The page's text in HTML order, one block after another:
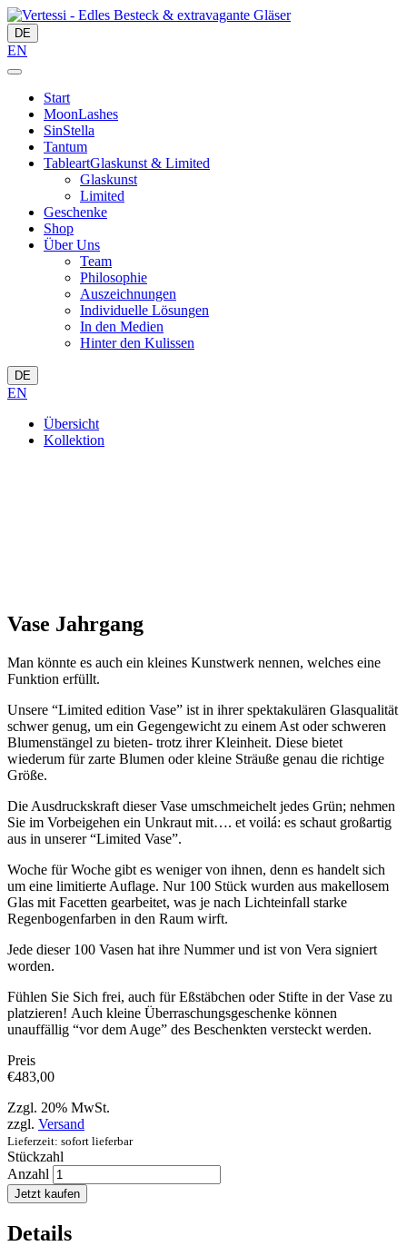
DE
EN
Start
MoonLashes
SinStella
Tantum
TableartGlaskunst & Limited
Glaskunst
Limited
Geschenke
Shop
Über Uns
Team
Philosophie
Auszeichnungen
Individuelle Lösungen
In den Medien
Hinter den Kulissen
DE
EN
Übersicht
Kollektion
Vase Jahrgang
Man könnte es auch ein kleines Kunstwerk nennen, welches eine
Funktion erfüllt.
Unsere “Limited edition Vase” ist in ihrer spektakulären Glasqualität
schwer genug, um ein Gegengewicht zu einem Ast oder schweren
Blumenstängel zu bieten- trotz ihrer Kleinheit. Diese bietet
wiederum für zarte Blumen oder kleine Sträuße genau die richtige
Größe.
Die Ausdruckskraft dieser Vase umschmeichelt jedes Grün; nehmen
Sie im Vorbeigehen ein Unkraut mit…. et voilá: es schaut großartig
aus in unserer “Limited Vase”.
Woche für Woche gibt es weniger von ihnen, denn es handelt sich
um eine limitierte Auflage. Nur 100 Stück wurden aus makellosem
Glas mit Facetten gearbeitet, was je nach Lichteinfall starke
Regenbogenfarben in den Raum wirft.
Jede dieser 100 Vasen hat ihre Nummer und ist von Vera signiert
worden.
Fühlen Sie Sich frei, auch für Eßstäbchen oder Stifte in der Vase zu
platzieren! Auch kleine Überraschungsgeschenke können
unauffällig “vor dem Auge” des Beschenkten versteckt werden.
Preis
€483,00
Zzgl. 20% MwSt.
zzgl. Versand
Lieferzeit: sofort lieferbar
Stückzahl
Anzahl
Jetzt kaufen
Details